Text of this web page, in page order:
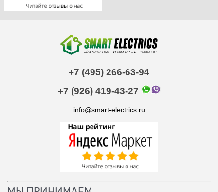
+7 (495) 266-63-94
+7 (926) 419-43-27
info@smart-electrics.ru